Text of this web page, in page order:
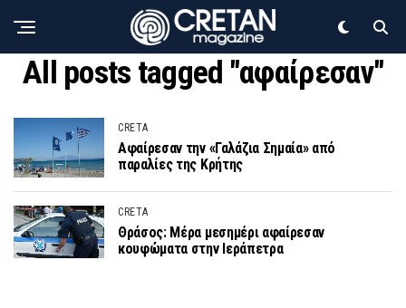
All posts tagged "αφαίρεσαν"
CRETA
Αφαίρεσαν την «Γαλάζια Σημαία» από
παραλίες της Κρήτης
CRETA
Θράσος: Μέρα μεσημέρι αφαίρεσαν
κουφώματα στην Ιεράπετρα